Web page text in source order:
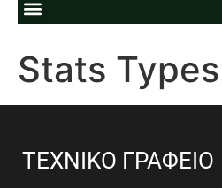
Stats
ΤΕΧΝΙΚΟ ΓΡΑΦΕΙΟ